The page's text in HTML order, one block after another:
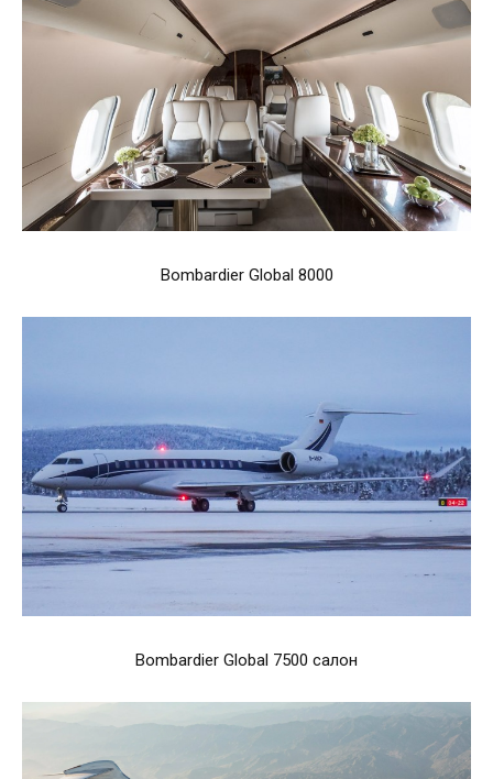
Bombardier Global 8000
Bombardier Global 7500 салон